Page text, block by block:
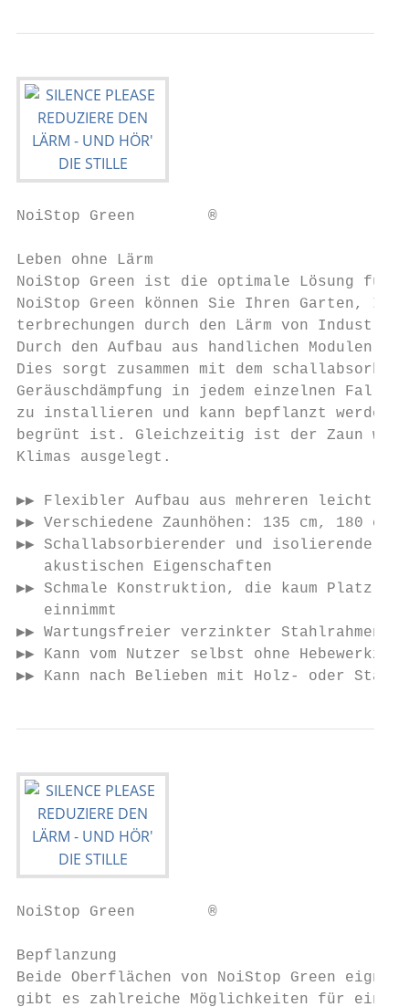
NoiStop Green        ®
Leben ohne Lärm
NoiStop Green ist die optimale Lösung für
NoiStop Green können Sie Ihren Garten,
terbrechungen durch den Lärm von
Durch den Aufbau aus handlichen Modulen
Dies sorgt zusammen mit dem
Geräuschdämpfung in jedem einzelnen Fall.
zu installieren und kann bepflanzt werden,
begrünt ist. Gleichzeitig ist der Zaun
Klimas ausgelegt.
▶▶ Flexibler Aufbau aus mehreren leicht
▶▶ Verschiedene Zaunhöhen: 135 cm, 180 cm,
▶▶ Schallabsorbierender und isolierender
   akustischen Eigenschaften
▶▶ Schmale Konstruktion, die kaum Platz
   einnimmt
▶▶ Wartungsfreier verzinkter Stahlrahmen
▶▶ Kann vom Nutzer selbst ohne
▶▶ Kann nach Belieben mit Holz- oder
NoiStop Green        ®
Bepflanzung
Beide Oberflächen von NoiStop Green
gibt es zahlreiche Möglichkeiten für eine